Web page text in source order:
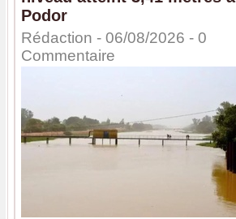
Podor
Rédaction - 06/08/2026 - 0
Commentaire